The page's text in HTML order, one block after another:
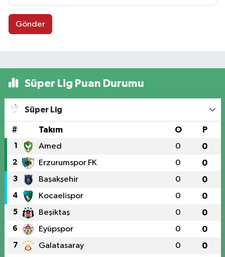
Gönder
Süper Lig Puan Durumu
Süper Lig
# Takım O P
1 Amed 0 0
2 Erzurumspor FK 0 0
3 Başakşehir 0 0
4 Kocaelispor 0 0
5 Beşiktaş 0 0
6 Eyüpspor 0 0
7 Galatasaray 0 0